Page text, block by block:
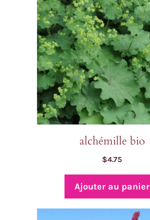
alchémille bio
$4.75
Ajouter au panier